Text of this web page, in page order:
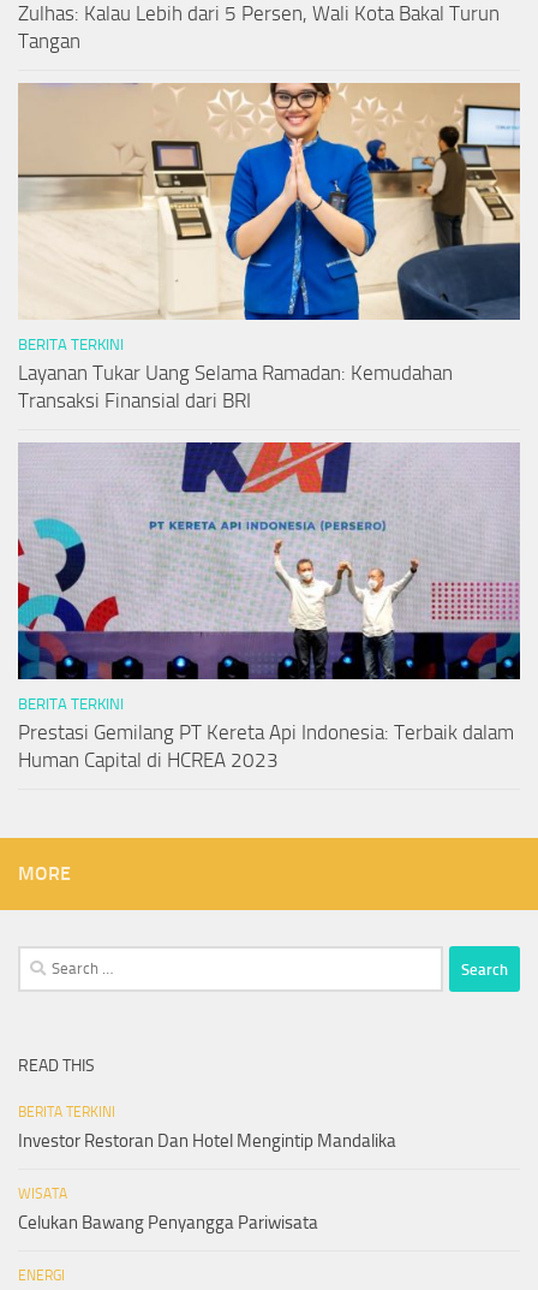
Zulhas: Kalau Lebih dari 5 Persen, Wali Kota Bakal Turun
Tangan
BERITA TERKINI
Layanan Tukar Uang Selama Ramadan: Kemudahan
Transaksi Finansial dari BRI
BERITA TERKINI
Prestasi Gemilang PT Kereta Api Indonesia: Terbaik dalam
Human Capital di HCREA 2023
MORE
Search
for:
READ THIS
BERITA TERKINI
Investor Restoran Dan Hotel Mengintip Mandalika
WISATA
Celukan Bawang Penyangga Pariwisata
ENERGI